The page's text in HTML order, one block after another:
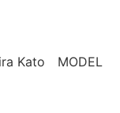
Kato MODEL